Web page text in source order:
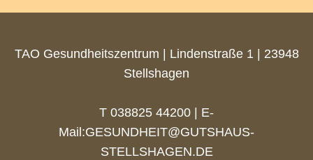
TAO Gesundheitszentrum | Lindenstraße 1 | 23948
Stellshagen
T 038825 44200 | E-
Mail:GESUNDHEIT@GUTSHAUS-
STELLSHAGEN.DE